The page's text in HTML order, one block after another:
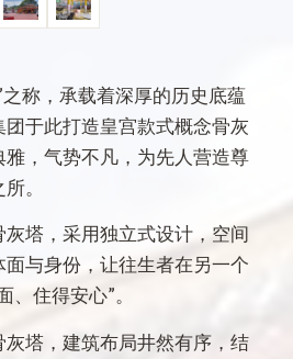
称，承载着深厚的历史底蕴
于此打造皇宫款式概念骨灰
，气势不凡，为先人营造尊
。
塔，采用独立式设计，空间
与身份，让往生者在另一个
、住得安心”。
塔，建筑布局井然有序，结